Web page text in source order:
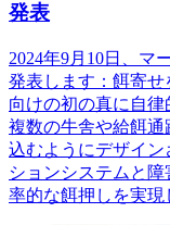
発表
2024年9月10日、マ
発表します：餌寄
向けの初の真に自律
複数の牛舎や給餌
込むようにデザイ
ションシステムと
率的な餌押しを実現